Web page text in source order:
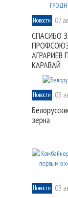
Новости 07
СПАСИБО
КАРАВАЙ
Новости 03
зерна
Новости 03